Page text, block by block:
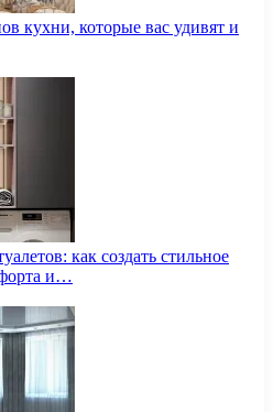
кухни, которые вас удивят и
как создать стильное
и…